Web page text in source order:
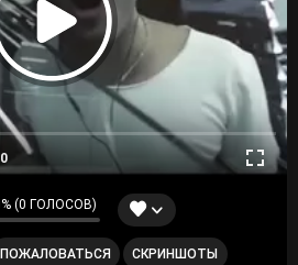
(0 ГОЛОСОВ)
ПОЖАЛОВАТЬСЯ СКРИНШОТЫ